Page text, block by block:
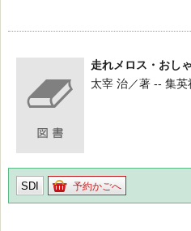
走れメロス・おし
太宰 治／著 -- 集
SDI 予約かごへ